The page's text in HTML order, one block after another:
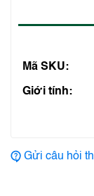
Mã SKU:
Giới tính:
Gửi câu hỏi